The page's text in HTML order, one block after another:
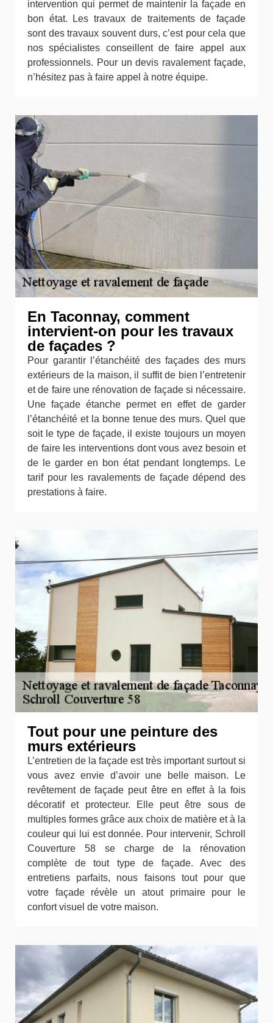
intervention qui permet de maintenir la façade en
bon état. Les travaux de traitements de façade
sont des travaux souvent durs, c’est pour cela que
nos spécialistes conseillent de faire appel aux
professionnels. Pour un devis ravalement façade,
n’hésitez pas à faire appel à notre équipe.
En Taconnay, comment
intervient-on pour les travaux
de façades ?
Pour garantir l’étanchéité des façades des murs
extérieurs de la maison, il suffit de bien l’entretenir
et de faire une rénovation de façade si nécessaire.
Une façade étanche permet en effet de garder
l’étanchéité et la bonne tenue des murs. Quel que
soit le type de façade, il existe toujours un moyen
de faire les interventions dont vous avez besoin et
de le garder en bon état pendant longtemps. Le
tarif pour les ravalements de façade dépend des
prestations à faire.
Tout pour une peinture des
murs extérieurs
L’entretien de la façade est très important surtout si
vous avez envie d’avoir une belle maison. Le
revêtement de façade peut être en effet à la fois
décoratif et protecteur. Elle peut être sous de
multiples formes grâce aux choix de matière et à la
couleur qui lui est donnée. Pour intervenir, Schroll
Couverture 58 se charge de la rénovation
complète de tout type de façade. Avec des
entretiens parfaits, nous faisons tout pour que
votre façade révèle un atout primaire pour le
confort visuel de votre maison.